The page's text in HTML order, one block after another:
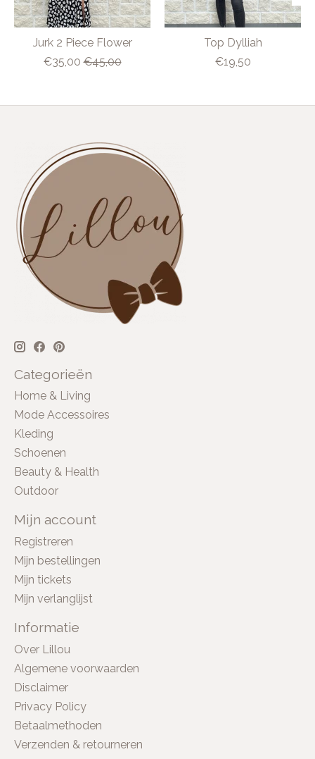
Jurk 2 Piece Flower
€35,00 €45,00
Top Dylliah
€19,50
Categorieën
Home & Living
Mode Accessoires
Kleding
Schoenen
Beauty & Health
Outdoor
Mijn account
Registreren
Mijn bestellingen
Mijn tickets
Mijn verlanglijst
Informatie
Over Lillou
Algemene voorwaarden
Disclaimer
Privacy Policy
Betaalmethoden
Verzenden & retourneren